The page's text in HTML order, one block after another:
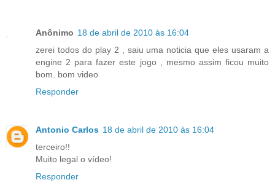
Anônimo 18 de abril de 2010 às 16:04
zerei todos do play 2 , saiu uma noticia que eles usaram a
engine 2 para fazer este jogo , mesmo assim ficou muito
bom. bom video
Responder
Antonio Carlos 18 de abril de 2010 às 16:04
terceiro!!
Muito legal o vídeo!
Responder